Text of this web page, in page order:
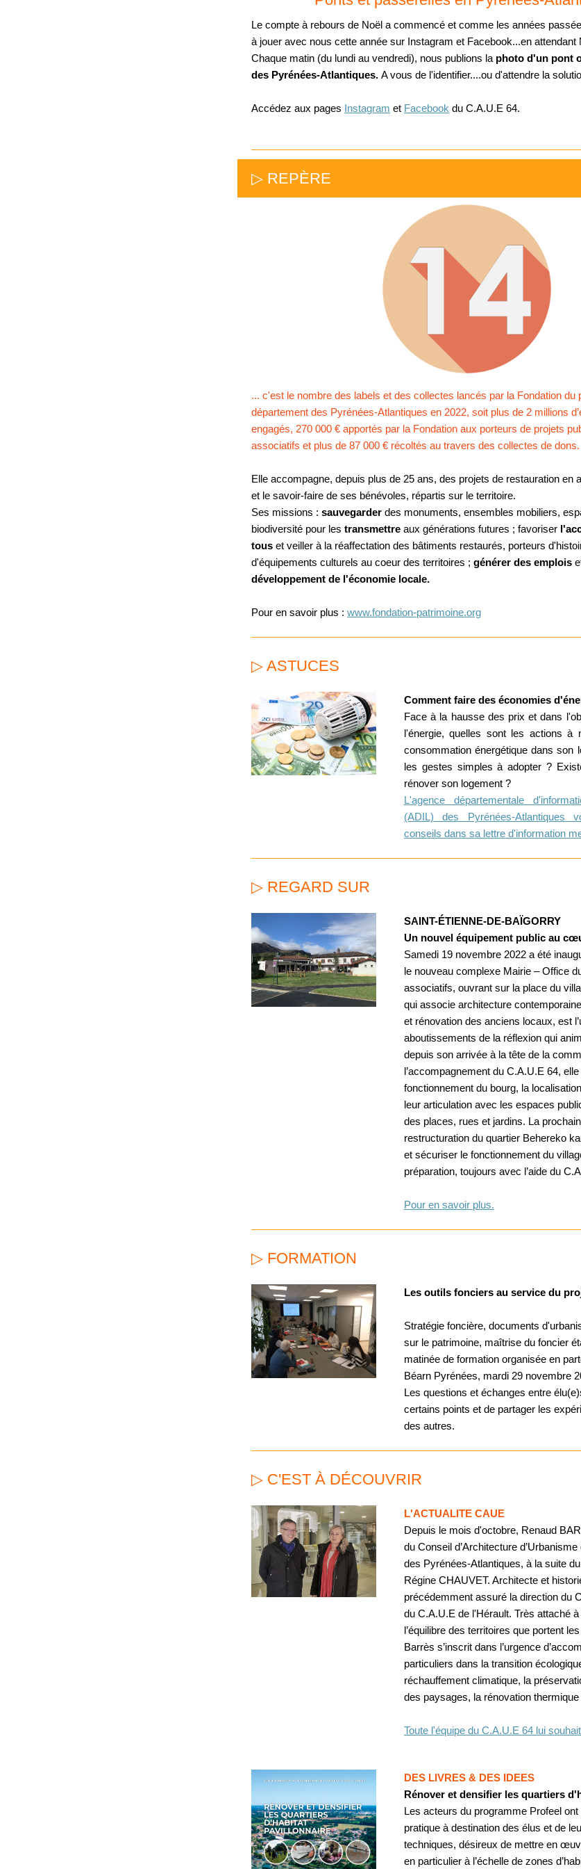
Le compte à rebours de Noël a commencé et comme les années
à jouer avec nous cette année sur Instagram et Facebook...en attendant
Chaque matin (du lundi au vendredi), nous publions la photo d'un pont
des Pyrénées-Atlantiques. A vous de l'identifier....ou d'attendre la
Accédez aux pages Instagram et Facebook du C.A.U.E 64.
▷ REPÈRE
... c'est le nombre des labels et des collectes lancés par la Fondation du
département des Pyrénées-Atlantiques en 2022, soit plus de 2 millions
engagés, 270 000 € apportés par la Fondation aux porteurs de projets
associatifs et plus de 87 000 € récoltés au travers des collectes de dons.
Elle accompagne, depuis plus de 25 ans, des projets de restauration en
et le savoir-faire de ses bénévoles, répartis sur le territoire.
Ses missions : sauvegarder des monuments, ensembles mobiliers,
biodiversité pour les transmettre aux générations futures ; favoriser
tous et veiller à la réaffectation des bâtiments restaurés, porteurs
d'équipements culturels au coeur des territoires ; générer des emplois
développement de l'économie locale.
Pour en savoir plus : www.fondation-patrimoine.org
▷ ASTUCES
Comment faire des économies
Face à la hausse des prix et dans
l'énergie, quelles sont les actions à
consommation énergétique dans son
les gestes simples à adopter ?
rénover son logement ?
L'agence départementale
(ADIL) des Pyrénées-Atlantiques
conseils dans sa lettre d'information
▷ REGARD SUR
SAINT-ÉTIENNE-DE-BAÏGORRY
Un nouvel équipement public au
Samedi 19 novembre 2022 a été
le nouveau complexe Mairie – Office
associatifs, ouvrant sur la place du
qui associe architecture
et rénovation des anciens locaux, est
aboutissements de la réflexion qui
depuis son arrivée à la tête de la
l’accompagnement du C.A.U.E 64,
fonctionnement du bourg, la
leur articulation avec les espaces
des places, rues et jardins. La
restructuration du quartier Behereko
et sécuriser le fonctionnement du
préparation, toujours avec l’aide du
Pour en savoir plus.
▷ FORMATION
Les outils fonciers au service du
Stratégie foncière, documents
sur le patrimoine, maîtrise du foncier
matinée de formation organisée en
Béarn Pyrénées, mardi 29 novembre
Les questions et échanges entre
certains points et de partager les
des autres.
▷ C'EST À DÉCOUVRIR
L'ACTUALITE CAUE
Depuis le mois d'octobre, Renaud
du Conseil d’Architecture
des Pyrénées-Atlantiques, à la suite
Régine CHAUVET. Architecte et
précédemment assuré la direction du
du C.A.U.E de l'Hérault. Très attaché à
l’équilibre des territoires que portent
Barrès s’inscrit dans l’urgence
particuliers dans la transition
réchauffement climatique, la
des paysages, la rénovation
Toute l'équipe du C.A.U.E 64 lui
DES LIVRES & DES IDEES
Rénover et densifier les quartiers
Les acteurs du programme Profeel
pratique à destination des élus et de
techniques, désireux de mettre en
en particulier à l’échelle de zones